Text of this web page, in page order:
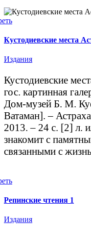
Кустодиевские места
Издания
Кустодиевские
гос. картинная
Дом-музей Б. М.
Ватаман]. –
2013. – 24 с. [2] л.
знакомит с
связанными с
Репинские чтения 1
Издания